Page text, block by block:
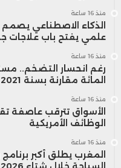
منذ 16 ساعة
الذكاء الاصطناعي
علمي يفتح باب علاجات
منذ 16 ساعة
المائة مقارنة بسنة 2021
منذ 16 ساعة
الأسواق تترقب عاصفة
الوظائف الأمريكية
منذ 16 ساعة
المغرب يطلق أكبر برنامج